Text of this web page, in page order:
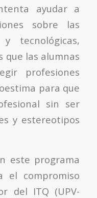
ayudar a
sobre las
tecnológicas,
que las alumnas
profesiones
para que
sin ser
y estereotipos
este programa
el compromiso
del ITQ (UPV-